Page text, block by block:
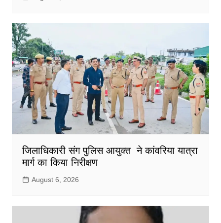
जिलाधिकारी संग पुलिस आयुक्त ने कांवरिया यात्रा
मार्ग का किया निरीक्षण
August 6, 2026